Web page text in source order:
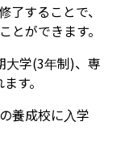
することで、
ができます。
大学(3年制)、専
す。
養成校に入学